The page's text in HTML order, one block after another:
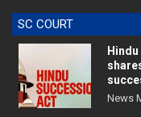
SC COURT
News